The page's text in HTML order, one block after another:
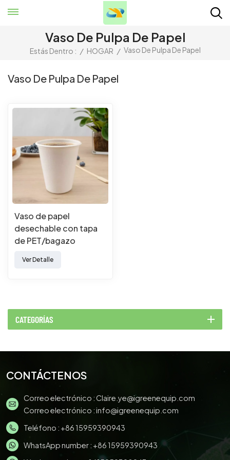
Vaso De Pulpa De Papel
Estás Dentro : / HOGAR / Vaso De Pulpa De Papel
Vaso De Pulpa De Papel
Vaso de papel
desechable con tapa
de PET/bagazo
Ver Detalle
CATEGORÍAS
CONTÁCTENOS
Correo electrónico :Claire.ye@igreenequip.com
Correo electrónico :info@igreenequip.com
Teléfono : +86 15959390943
WhatsApp number : +86 15959390943